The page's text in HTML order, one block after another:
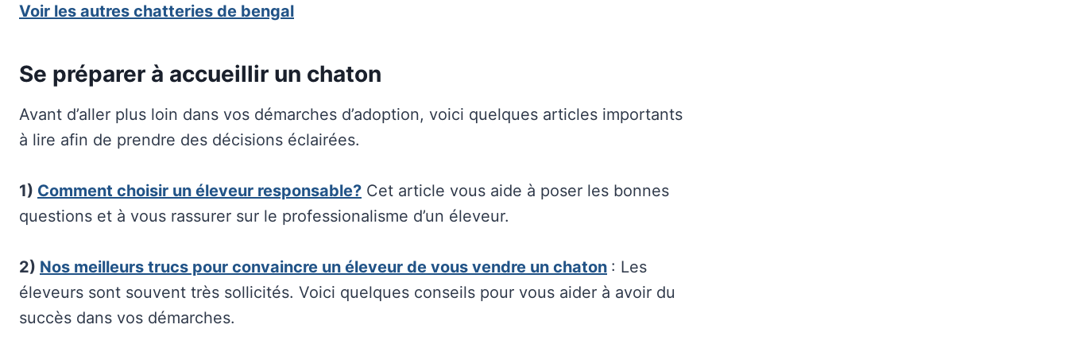
Voir les autres chatteries de bengal
Se préparer à accueillir un chaton
Avant d’aller plus loin dans vos démarches d’adoption, voici quelques articles importants
à lire afin de prendre des décisions éclairées.
1) Comment choisir un éleveur responsable? Cet article vous aide à poser les bonnes
questions et à vous rassurer sur le professionalisme d’un éleveur.
2) Nos meilleurs trucs pour convaincre un éleveur de vous vendre un chaton : Les
éleveurs sont souvent très sollicités. Voici quelques conseils pour vous aider à avoir du
succès dans vos démarches.